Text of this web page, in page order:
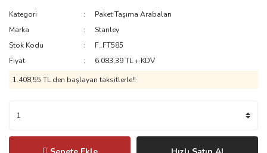
Kategori
Paket Taşıma Arabaları
Marka
Stanley
Stok Kodu
F_FT585
Fiyat
6.083,39 TL + KDV
1.408,55 TL den başlayan taksitlerle!!